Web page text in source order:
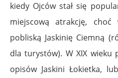
kiedy Ojców stał się
miejscową atrakcję, choć
pobliską Jaskinię Ciemną
dla turystów). W XIX wieku
opisów Jaskini Łokietka,